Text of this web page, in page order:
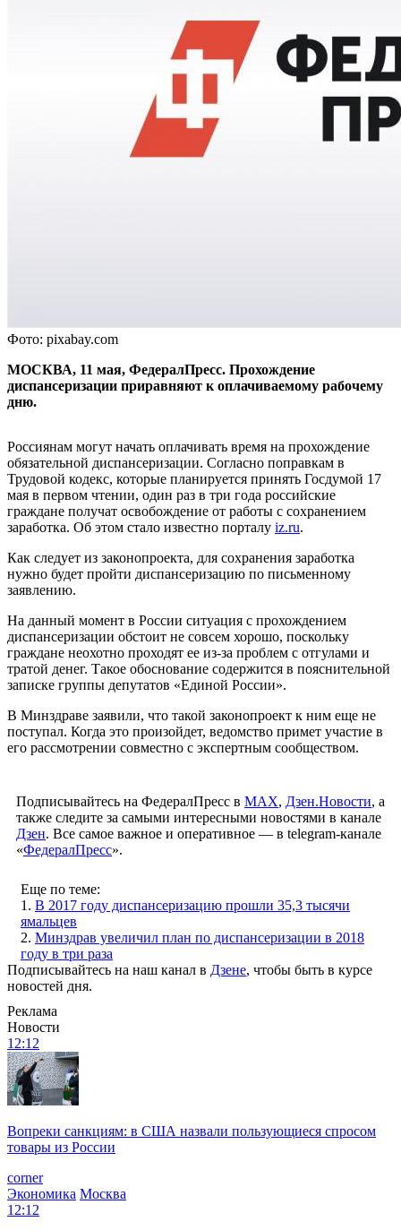
Фото: pixabay.com
МОСКВА, 11 мая, ФедералПресс. Прохождение
диспансеризации приравняют к оплачиваемому рабочему
дню.
Россиянам могут начать оплачивать время на прохождение
обязательной диспансеризации. Согласно поправкам в
Трудовой кодекс, которые планируется принять Госдумой 17
мая в первом чтении, один раз в три года российские
граждане получат освобождение от работы с сохранением
заработка. Об этом стало известно порталу iz.ru.
Как следует из законопроекта, для сохранения заработка
нужно будет пройти диспансеризацию по письменному
заявлению.
На данный момент в России ситуация с прохождением
диспансеризации обстоит не совсем хорошо, поскольку
граждане неохотно проходят ее из-за проблем с отгулами и
тратой денег. Такое обоснование содержится в пояснительной
записке группы депутатов «Единой России».
В Минздраве заявили, что такой законопроект к ним еще не
поступал. Когда это произойдет, ведомство примет участие в
его рассмотрении совместно с экспертным сообществом.
Подписывайтесь на ФедералПресс в МАХ, Дзен.Новости, а
также следите за самыми интересными новостями в канале
Дзен. Все самое важное и оперативное — в telegram-канале
«ФедералПресс».
Еще по теме:
1. В 2017 году диспансеризацию прошли 35,3 тысячи
ямальцев
2. Минздрав увеличил план по диспансеризации в 2018
году в три раза
Подписывайтесь на наш канал в Дзене, чтобы быть в курсе
новостей дня.
Реклама
Новости
12:12
Вопреки санкциям: в США назвали пользующиеся спросом
товары из России
corner
Экономика Москва
12:12